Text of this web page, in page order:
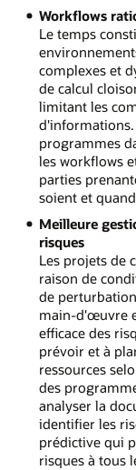
Workflows
Le temps
complexes et
de calcul
limitant les
programmes
les workflows
parties
soient et
Meilleure
risques
Les projets de
raison de
de
main-d'œuvre
efficace des
prévoir et à
ressources
des
analyser la
identifier les
prédictive qui
risques à tous